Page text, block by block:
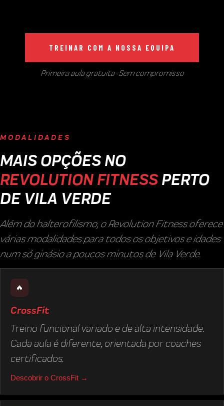
TREINAR COM A NOSSA EQUIPA
Primeira aula gratuita · Sem compromisso
MODALIDADES
MAIS OPÇÕES NO
REVOLUTION FITNESS PERTO
DE VILA VERDE
Além do halterofilismo, o Revolution Fitness oferece
várias modalidades para todos os objetivos e idades
num só ginásio a poucos minutos de Vila Verde.
🔥
CrossFit
Treino funcional variado e de alta intensidade.
Cada aula é diferente, orientada por coaches
certificados.
Descobrir o CrossFit →